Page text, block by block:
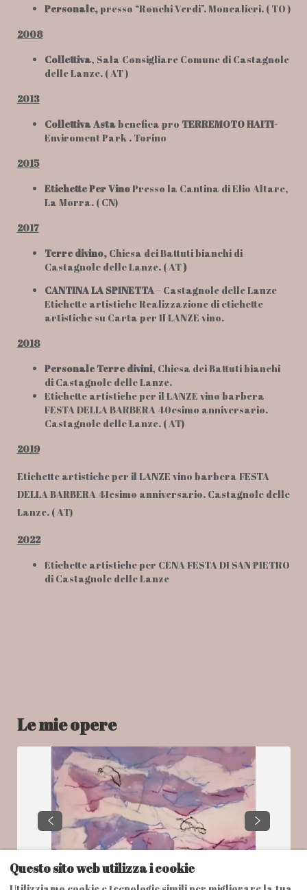
Personale, presso “Ronchi Verdi”. Moncalieri. ( TO )
2008
Collettiva, Sala Consigliare Comune di Castagnole
delle Lanze. ( AT )
2013
Collettiva Astabenefica pro TERREMOTO HAITI-
Enviroment Park . Torino
2015
Etichette Per VinoPresso la Cantina di Elio Altare,
La Morra. ( CN)
2017
Terre divino, Chiesa dei Battuti bianchi di
Castagnole delle Lanze. ( AT)
CANTINA LA SPINETTA– Castagnole delle Lanze
Etichette artistiche Realizzazione di etichette
artistiche su Carta per Il LANZE vino.
2018
Personale Terre divini, Chiesa dei Battuti bianchi
di Castagnole delle Lanze.
Etichette artistiche per il LANZE vino barbera
FESTA DELLA BARBERA 40esimo anniversario.
Castagnole delle Lanze. ( AT)
2019
Etichette artistiche per il LANZE vino barbera FESTA
DELLA BARBERA 41esimo anniversario. Castagnole delle
Lanze. ( AT)
2022
Etichette artistiche per CENA FESTA DI SAN PIETRO
di Castagnole delle Lanze
Le mie opere
Questo sito web utilizza i cookie